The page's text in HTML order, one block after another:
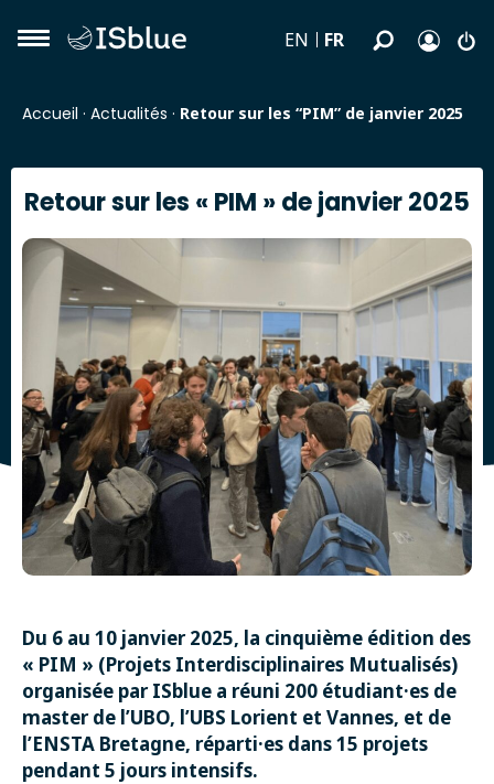
EN FR
Accueil · Actualités · Retour sur les “PIM” de janvier 2025
Retour sur les « PIM » de janvier 2025
Du 6 au 10 janvier 2025, la cinquième édition des
« PIM » (Projets Interdisciplinaires Mutualisés)
organisée par ISblue a réuni 200 étudiant·es de
master de l’UBO, l’UBS Lorient et Vannes, et de
l’ENSTA Bretagne, réparti·es dans 15 projets
pendant 5 jours intensifs.